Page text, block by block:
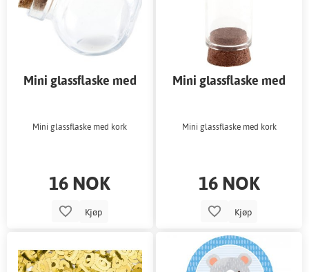
Mini glassflaske med
Mini glassflaske med kork
16 NOK
Kjøp
Mini glassflaske med
Mini glassflaske med kork
16 NOK
Kjøp